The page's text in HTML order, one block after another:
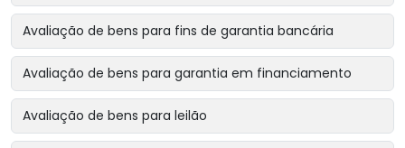
Avaliação de bens para fins de garantia bancária
Avaliação de bens para garantia em financiamento
Avaliação de bens para leilão